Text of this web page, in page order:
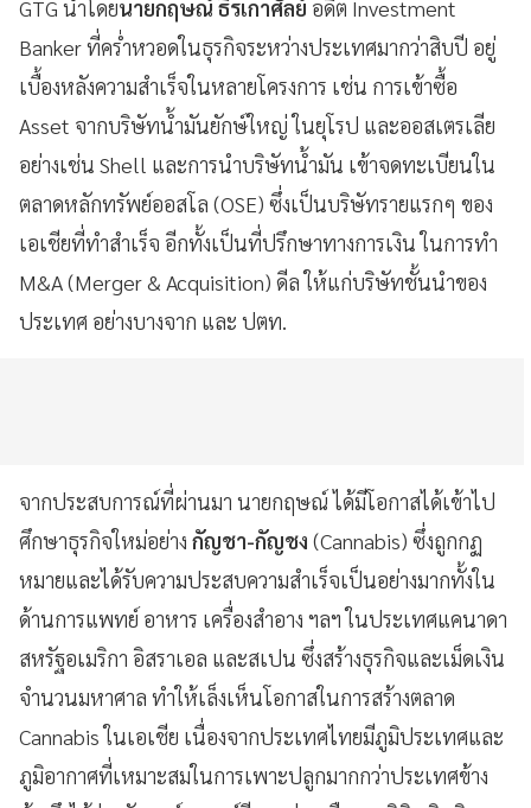
​GTG นำโดยนายกฤษณ์ ธีรเกาศัลย์ อดีต Investment
Banker ที่คร่ำหวอดในธุรกิจระหว่างประเทศมากว่าสิบปี อยู่
เบื้องหลังความสำเร็จในหลายโครงการ เช่น การเข้าซื้อ
Asset จากบริษัทน้ำมันยักษ์ใหญ่ ในยุโรป และออสเตรเลีย
อย่างเช่น Shell และการนำบริษัทน้ำมัน เข้าจดทะเบียนใน
ตลาดหลักทรัพย์ออสโล (OSE) ซึ่งเป็นบริษัทรายแรกๆ ของ
เอเชียที่ทำสำเร็จ อีกทั้งเป็นที่ปรึกษาทางการเงิน ในการทำ
M&A (Merger & Acquisition) ดีล ให้แก่บริษัทชั้นนำของ
ประเทศ อย่างบางจาก และ ปตท.
จากประสบการณ์ที่ผ่านมา นายกฤษณ์ ได้มีโอกาสได้เข้าไป
ศึกษาธุรกิจใหม่อย่าง กัญชา-กัญชง (Cannabis) ซึ่งถูกกฏ
หมายและได้รับความประสบความสำเร็จเป็นอย่างมากทั้งใน
ด้านการแพทย์ อาหาร เครื่องสำอาง ฯลฯ ในประเทศแคนาดา
สหรัฐอเมริกา อิสราเอล และสเปน ซึ่งสร้างธุรกิจและเม็ดเงิน
จำนวนมหาศาล ทำให้เล็งเห็นโอกาสในการสร้างตลาด
Cannabis ในเอเชีย เนื่องจากประเทศไทยมีภูมิประเทศและ
ภูมิอากาศที่เหมาะสมในการเพาะปลูกมากกว่าประเทศข้าง